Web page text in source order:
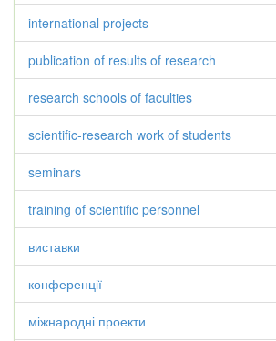
international projects
publication of results of research
research schools of faculties
scientific-research work of students
seminars
training of scientific personnel
виставки
конференції
міжнародні проекти